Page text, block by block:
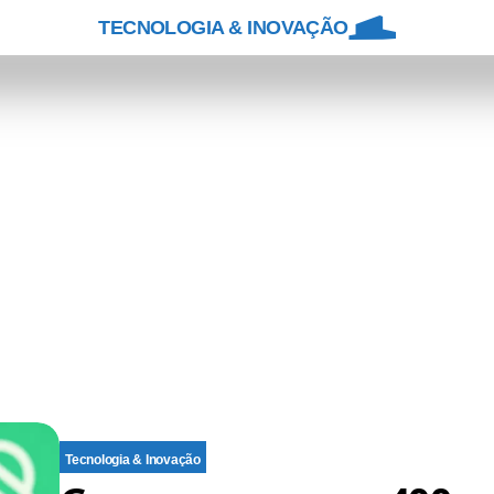
TECNOLOGIA & INOVAÇÃO
Tecnologia & Inovação